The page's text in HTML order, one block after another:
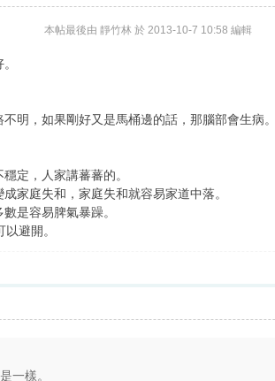
本帖最後由 靜竹林 於 2013-10-7 10:58 編輯
明，如果剛好又是馬桶邊的話，那腦部會生病
定，人家講蕃蕃的。
家庭失和，家庭失和就容易家道中落。
是容易脾氣暴躁。
避開。
一樣。